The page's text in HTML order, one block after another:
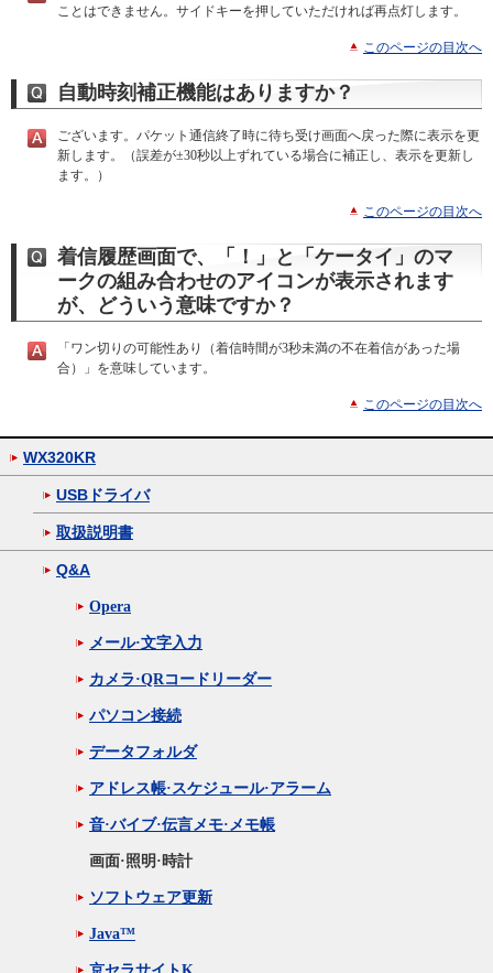
ことはできません。サイドキーを押していただければ再点灯します。
このページの目次へ
自動時刻補正機能はありますか？
ございます。パケット通信終了時に待ち受け画面へ戻った際に表示を更
新します。（誤差が±30秒以上ずれている場合に補正し、表示を更新し
ます。）
このページの目次へ
着信履歴画面で、「！」と「ケータイ」のマ
ークの組み合わせのアイコンが表示されます
が、どういう意味ですか？
「ワン切りの可能性あり（着信時間が3秒未満の不在着信があった場
合）」を意味しています。
このページの目次へ
WX320KR
USBドライバ
取扱説明書
Q&A
Opera
メール·文字入力
カメラ·QRコードリーダー
パソコン接続
データフォルダ
アドレス帳·スケジュール·アラーム
音·バイブ·伝言メモ·メモ帳
画面·照明·時計
ソフトウェア更新
Java™